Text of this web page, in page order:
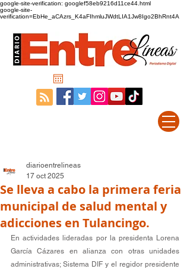
google-site-verification: googlef58eb9216d11ce44.html
google-site-
verification=EbHe_aCAzrs_K4aFIhmluJWdtLIA1Jw8Igo2BhRnt4A
Se lleva a cabo la primera feria
municipal de salud mental y
adicciones en Tulancingo.
diarioentrelineas
17 oct 2025
En actividades lideradas por la presidenta Lorena
García Cázares en alianza con otras unidades
administrativas; Sistema DIF y el regidor presidente